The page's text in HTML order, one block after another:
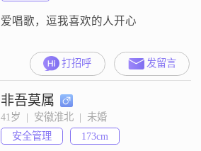
爱唱歌，逗我喜欢的人开心
打招呼 发留言
非吾莫属
41岁  |  安徽淮北  |  未婚
安全管理
173cm